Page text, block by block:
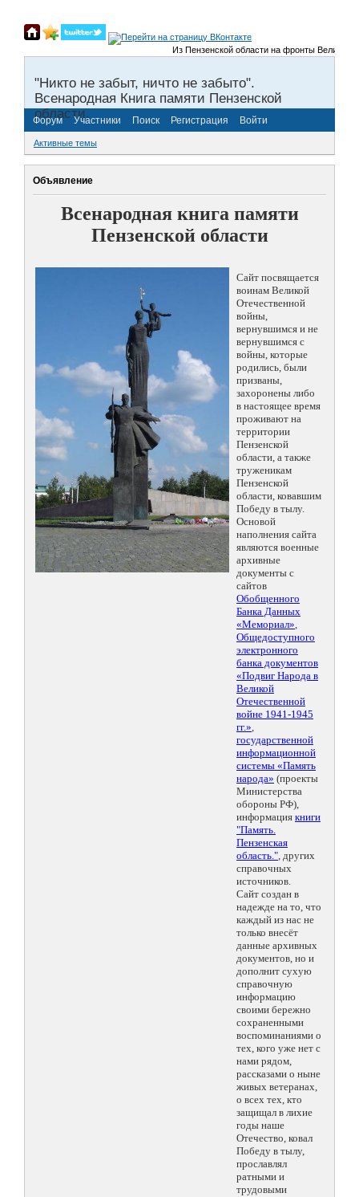
Из Пензенской области на фронты Великой
"Никто не забыт, ничто не забыто".
Всенародная Книга памяти Пензенской
области.
Форум Участники Поиск Регистрация Войти
Активные темы
Объявление
Всенародная книга памяти
Пензенской области
Сайт посвящается
воинам Великой
Отечественной
войны,
вернувшимся и не
вернувшимся с
войны, которые
родились, были
призваны,
захоронены либо
в настоящее время
проживают на
территории
Пензенской
области, а также
труженикам
Пензенской
области, ковавшим
Победу в тылу.
Основой
наполнения сайта
являются военные
архивные
документы с
сайтов
Обобщенного
Банка Данных
«Мемориал»,
Общедоступного
электронного
банка документов
«Подвиг Народа в
Великой
Отечественной
войне 1941-1945
гг.»,
государственной
информационной
системы «Память
народа» (проекты
Министерства
обороны РФ),
информация книги
"Память.
Пензенская
область.", других
справочных
источников.
Сайт создан в
надежде на то, что
каждый из нас не
только внесёт
данные архивных
документов, но и
дополнит сухую
справочную
информацию
своими бережно
сохраненными
воспоминаниями о
тех, кого уже нет с
нами рядом,
рассказами о ныне
живых ветеранах,
о всех тех, кто
защищал в лихие
годы наше
Отечество, ковал
Победу в тылу,
прославлял
ратными и
трудовыми